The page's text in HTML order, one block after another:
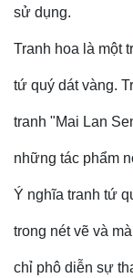
sử dụng.
Tranh hoa là một
tứ quý dát vàng.
tranh "Mai Lan
những tác phẩm
Ý nghĩa tranh tứ
trong nét vẽ và
chỉ phô diễn sự